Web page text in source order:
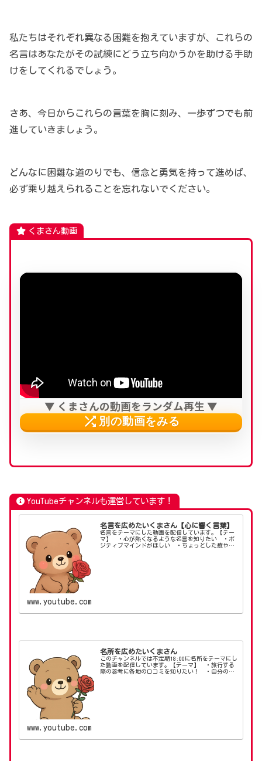
私たちはそれぞれ異なる困難を抱えていますが、これらの
名言はあなたがその試練にどう立ち向かうかを助ける手助
けをしてくれるでしょう。
さあ、今日からこれらの言葉を胸に刻み、一歩ずつでも前
進していきましょう。
どんなに困難な道のりでも、信念と勇気を持って進めば、
必ず乗り越えられることを忘れないでください。
くまさん動画
▼ くまさんの動画をランダム再生 ▼
shuffle 別の動画をみる
YouTubeチャンネルも運営しています！
名言を広めたいくまさん【心に響く言葉】
名言をテーマにした動画を配信しています。【テー
マ】 ・心が熱くなるような名言を知りたい ・ポ
ジティブマインドがほしい ・ちょっとした癒やし
www.youtube.com
名所を広めたいくまさん
このチャンネルでは不定期18:00に名所をテーマにし
た動画を配信しています。【テーマ】 ・旅行する
際の参考に各地の口コミを知りたい！ ・自分の知
www.youtube.com